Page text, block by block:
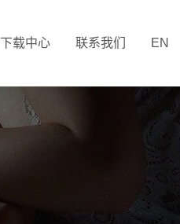
下载中心 联系我们 EN